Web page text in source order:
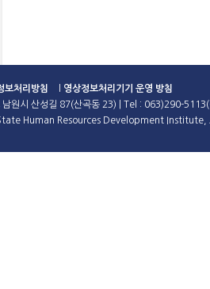
보처리방침
영상정보처리기기 운영 방침
남원시 산성길 87(산곡동 23) | Tel : 063)290-
Human Resources Development